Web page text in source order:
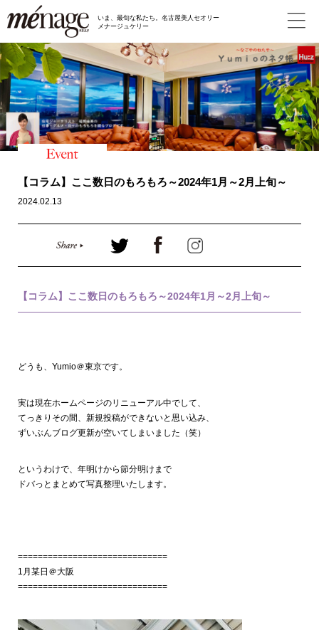
いま、最旬な私たち。名古屋美人セオリー
メナージュケリー
【コラム】ここ数日のもろもろ～2024年1月～2月上旬～
2024.02.13
【コラム】ここ数日のもろもろ～2024年1月～2月上旬～
どうも、Yumio＠東京です。
実は現在ホームページのリニューアル中でして、
てっきりその間、新規投稿ができないと思い込み、
ずいぶんブログ更新が空いてしまいました（笑）
というわけで、年明けから節分明けまで
ドバっとまとめて写真整理いたします。
==============================
1月某日＠大阪
==============================